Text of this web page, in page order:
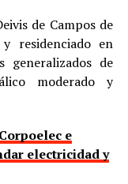
de Campos de
residenciado en
generalizados de
moderado y
e
electricidad y